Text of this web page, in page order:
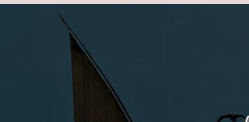
Skip to main content